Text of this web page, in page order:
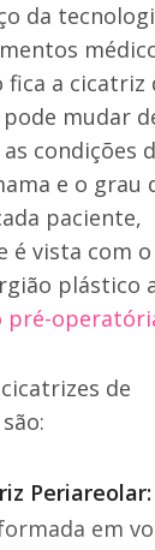
da
a cicatriz
mudar
condições
e o grau
paciente,
é vista com o
plástico
pré-
de
Periareolar:
em